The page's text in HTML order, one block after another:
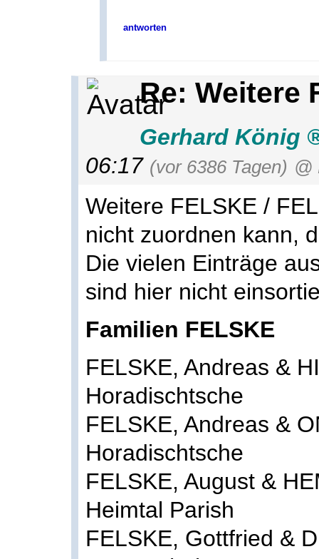
antworten
Re: Weitere
Gerhard König
06:17 (vor 6386 Tagen) @
Weitere FELSKE /
nicht zuordnen kann,
Die vielen Einträge
sind hier nicht
Familien FELSKE
FELSKE, Andreas &
Horadischtsche
FELSKE, Andreas &
Horadischtsche
FELSKE, August &
Heimtal Parish
FELSKE, Gottfried &